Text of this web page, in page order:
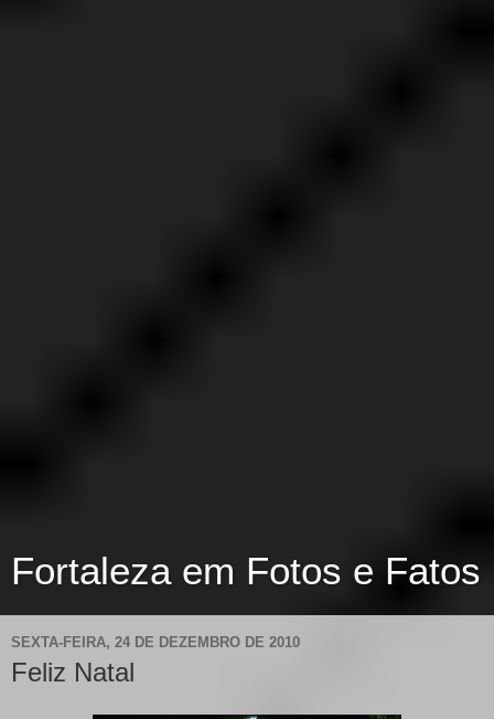
Fortaleza em Fotos e Fatos
SEXTA-FEIRA, 24 DE DEZEMBRO DE 2010
Feliz Natal